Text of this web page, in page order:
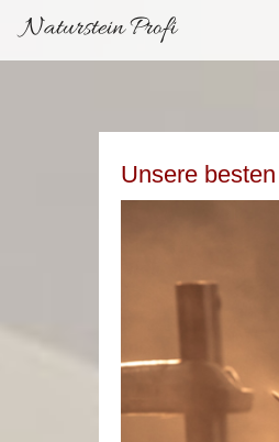
Naturstein Profi
Unsere